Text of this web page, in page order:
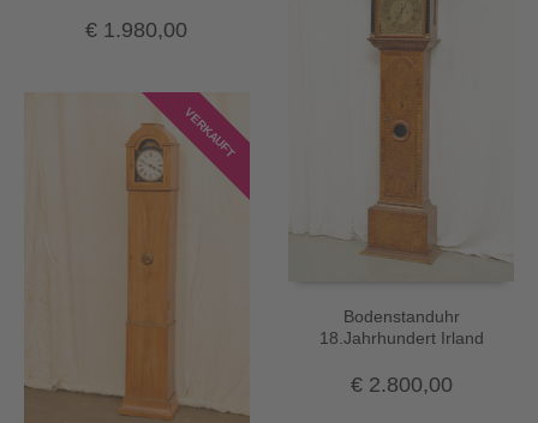
€ 1.980,00
Bodenstanduhr
18.Jahrhundert Irland
€2.800,00
VERKAUFT